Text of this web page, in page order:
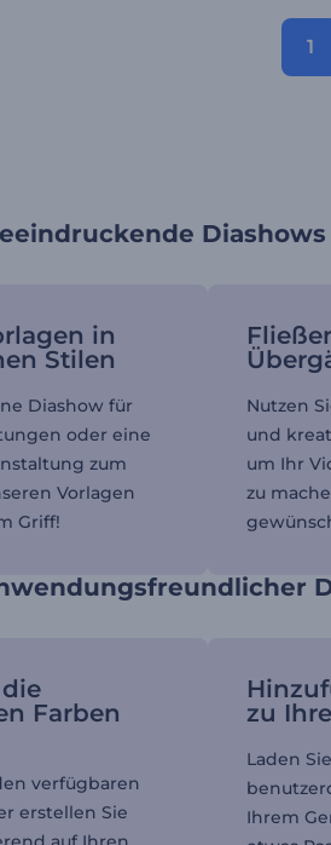
1
in
Stilen
Diashow für
oder eine
zum
Vorlagen
Griff!
Nutzen
und
um Ihr
zu
Farben
verfügbaren
erstellen Sie
zu
Laden
Ihrem